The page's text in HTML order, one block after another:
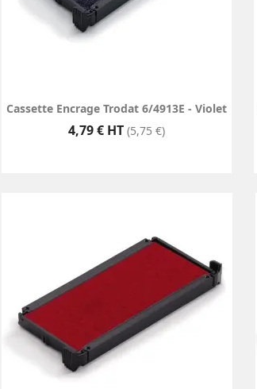
Cassette Encrage Trodat 6/4913E - Violet
Prix
4,79 € HT (5,75 €)